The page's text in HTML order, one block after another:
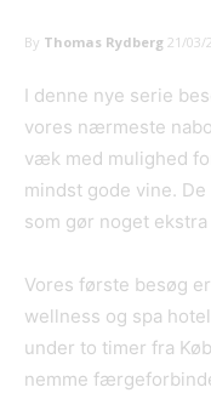
By Thomas Rydberg 21/03/
I denne nye serie
vores nærmeste
væk med mulighed
mindst gode vine.
som gør noget
Vores første besøg
wellness og spa
under to timer fra
nemme